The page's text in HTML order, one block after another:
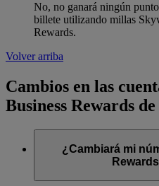
No, no ganará ningún
billete utilizando millas
Rewards.
Volver arriba
Cambios en las
Business Rewards
¿Cambiará mi